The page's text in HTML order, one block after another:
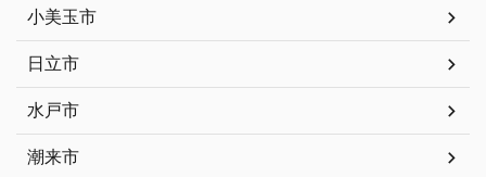
小美玉市
日立市
水戸市
潮来市